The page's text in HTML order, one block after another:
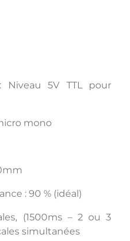
Niveau 5V TTL pour
mono
: 90 % (idéal)
(1500ms – 2 ou 3
simultanées